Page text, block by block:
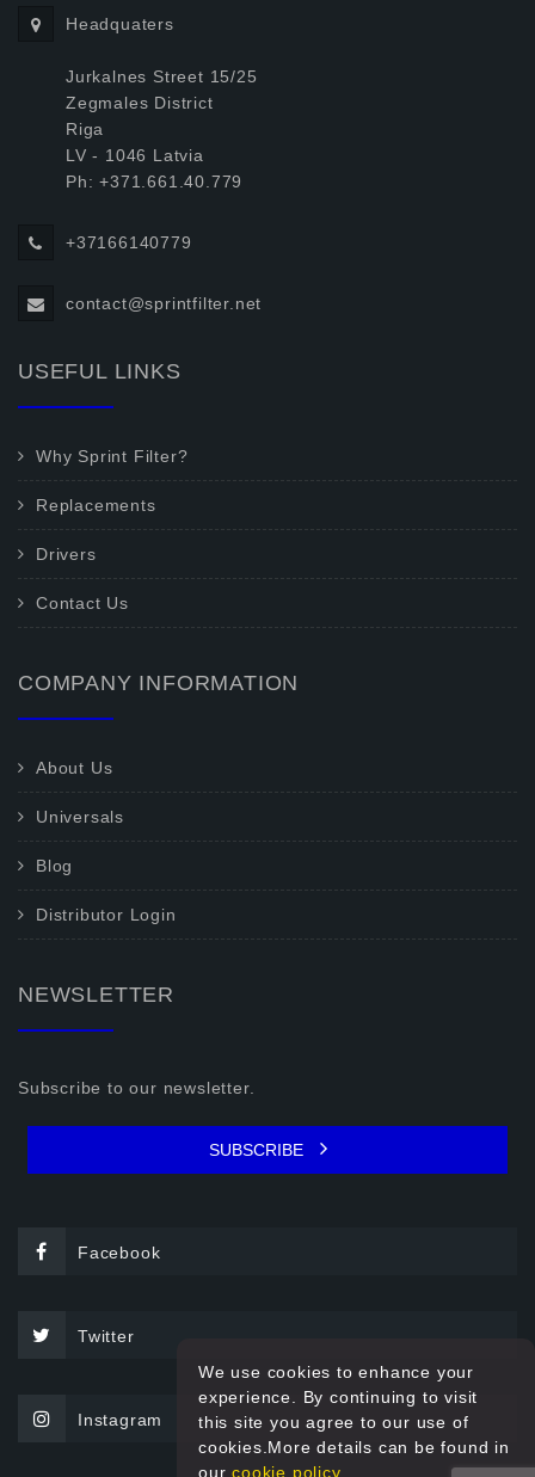
Headquaters
Jurkalnes Street 15/25
Zegmales District
Riga
LV - 1046 Latvia
Ph: +371.661.40.779
+37166140779
contact@sprintfilter.net
USEFUL LINKS
Why Sprint Filter?
Replacements
Drivers
Contact Us
COMPANY INFORMATION
About Us
Universals
Blog
Distributor Login
NEWSLETTER
Subscribe to our newsletter.
SUBSCRIBE
Facebook
Twitter
Instagram
We use cookies to enhance your
experience. By continuing to visit
this site you agree to our use of
cookies.More details can be found in
ourcookie policy.